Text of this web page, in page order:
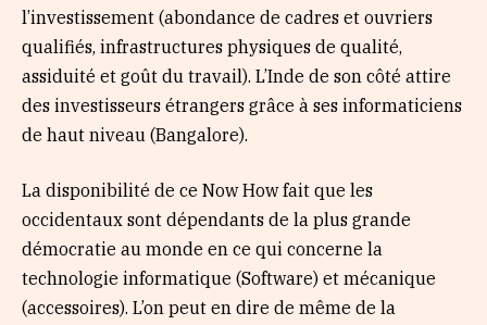
l’investissement (abondance de cadres et ouvriers
qualifiés, infrastructures physiques de qualité,
assiduité et goût du travail). L’Inde de son côté attire
des investisseurs étrangers grâce à ses informaticiens
de haut niveau (Bangalore).
La disponibilité de ce Now How fait que les
occidentaux sont dépendants de la plus grande
démocratie au monde en ce qui concerne la
technologie informatique (Software) et mécanique
(accessoires). L’on peut en dire de même de la